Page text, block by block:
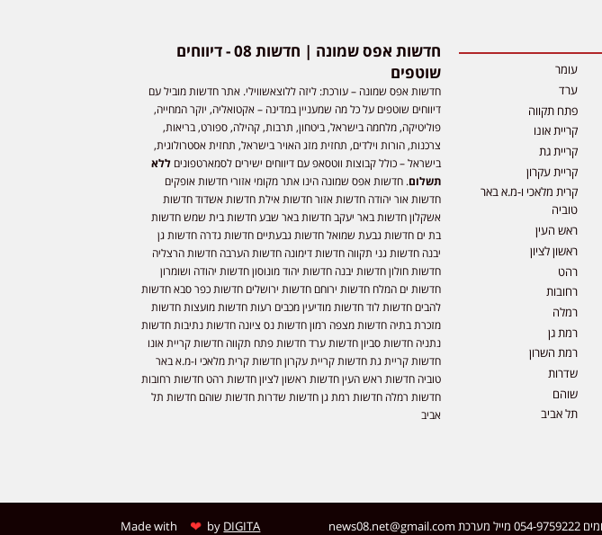
עומר
ערד
פתח תקווה
קריית אונו
קריית גת
קריית עקרון
קרית מלאכי ו-מ.א באר
טוביה
ראש העין
ראשון לציון
רהט
רחובות
רמלה
רמת גן
רמת השרון
שדרות
שוהם
תל אביב
חדשות אפס שמונה | חדשות 08 - דיווחים
שוטפים
חדשות אפס שמונה – עורכת: ליזה ללוצאשווילי. אתר חדשות מוביל עם
דיווחים שוטפים על כל מה שמעניין במדינה – אקטואליה, יוקר המחייה,
פוליטיקה, מלחמה בישראל, ביטחון, תרבות, קהילה, ספורט, בריאות,
צרכנות, הורות וילדים, תחזית מזג האויר בישראל, תחזית אסטרולוגית,
בישראל – כולל קבוצות ווטסאפ עם דיווחים ישירים לסמארטפוניםללא
תשלום. חדשות אפס שמונה הינו אתר מקומי אזורי חדשות אופקים
חדשות אור יהודה חדשות אזור חדשות אילת חדשות אשדוד חדשות
אשקלון חדשות באר יעקב חדשות באר שבע חדשות בית שמש חדשות
בת ים חדשות גבעת שמואל חדשות גבעתיים חדשות גדרה חדשות גן
יבנה חדשות גני תקווה חדשות דימונה חדשות הערבה חדשות הרצליה
חדשות חולון חדשות יבנה חדשות יהוד מונוסון חדשות יהודה ושומרון
חדשות ים המלח חדשות ירוחם חדשות ירושלים חדשות כפר סבא חדשות
להבים חדשות לוד חדשות מודיעין מכבים רעות חדשות מועצות חדשות
מזכרת בתיה חדשות מצפה רמון חדשות נס ציונה חדשות נתיבות חדשות
נתניה חדשות סביון חדשות ערד חדשות פתח תקווה חדשות קריית אונו
חדשות קריית גת חדשות קריית עקרון חדשות קרית מלאכי ו-מ.א באר
טוביה חדשות ראש העין חדשות ראשון לציון חדשות רהט חדשות רחובות
חדשות רמלה חדשות רמת גן חדשות שדרות חדשות שוהם חדשות תל
אביב
news08.net@gmail.com
Made with ❤ by DIGITA